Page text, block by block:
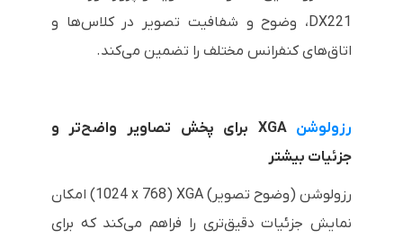
DX221، وضوح و شفافیت تصویر در کلاس‌ها و
اتاق‌های کنفرانس مختلف را تضمین می‌کند.
رزولوشن XGA برای پخش تصاویر واضح‌تر و
جزئیات بیشتر
رزولوشن (وضوح تصویر) XGA
(
1024 x 768) امکان
نمایش جزئیات دقیق‌تری را فراهم می‌کند که برای